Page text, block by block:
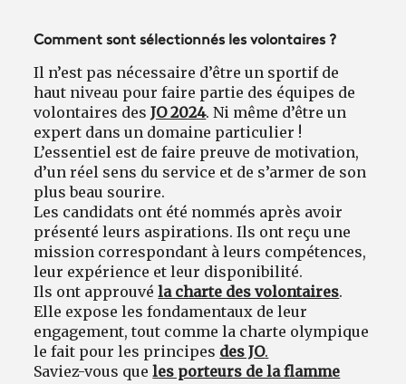
Comment sont sélectionnés les volontaires ?
Il n’est pas nécessaire d’être un sportif de
haut niveau pour faire partie des équipes de
volontaires desJO 2024. Ni même d’être un
expert dans un domaine particulier !
L’essentiel est de faire preuve de motivation,
d’un réel sens du service et de s’armer de son
plus beau sourire.
Les candidats ont été nommés après avoir
présenté leurs aspirations. Ils ont reçu une
mission correspondant à leurs compétences,
leur expérience et leur disponibilité.
Ils ont approuvéla charte des volontaires.
Elle expose les fondamentaux de leur
engagement, tout comme la charte olympique
le fait pour les principes des JO.
Saviez-vous queles porteurs de la flamme